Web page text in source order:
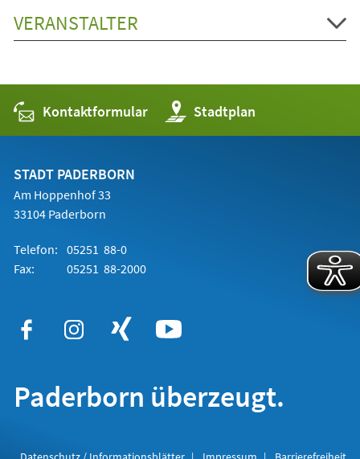
VERANSTALTER
Kontaktformular Stadtplan
(Öffnet
in
einem
STADT PADERBORN
Am Hoppenhof 33
33104 Paderborn
Telefon: 05251 88-0
Fax:
05251 88-2000
Paderborn überzeugt.